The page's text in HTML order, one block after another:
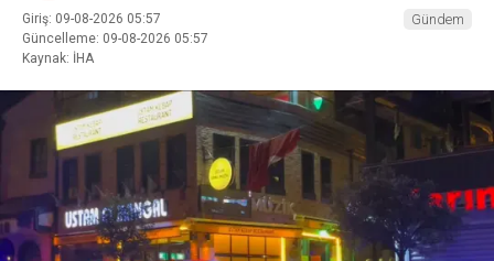
Giriş: 09-08-2026 05:57
Güncelleme: 09-08-2026 05:57
Kaynak: İHA
Gündem